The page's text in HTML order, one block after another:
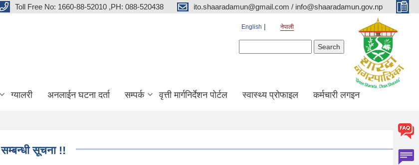
Toll Free No: 1660-88-52010 ,PH: 088-520438 ito.shaaradamun@gmail.com / info@shaaradamun.gov.np
English नेपाली
ग्यालरी अनलाईन घटना दर्ता सम्पर्क वृत्ती मार्गनिर्देशन पोर्टल स्वास्थ्य प्रोफाइल कर्मचारी लगइन
सूचना !!